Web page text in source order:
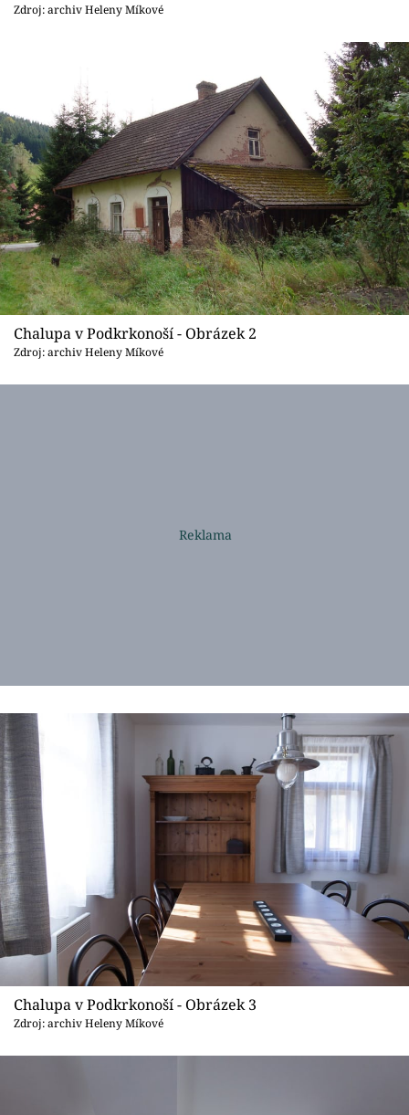
Sledujte nás
Zdroj: archiv Heleny Míkové
Chalupa v Podkrkonoší - Obrázek 2
Zdroj: archiv Heleny Míkové
Chalupa v Podkrkonoší - Obrázek 3
Zdroj: archiv Heleny Míkové